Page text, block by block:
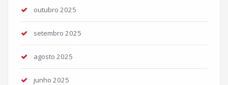
outubro 2025
setembro 2025
agosto 2025
junho 2025